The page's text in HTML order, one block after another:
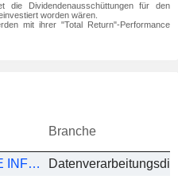
die Dividendenausschüttungen für den
worden wären.
mit ihrer "Total Return"-Performance
Branche
SDIC INTELLIGENCE INFORMATION TECHNOLOGY CO., LTD.